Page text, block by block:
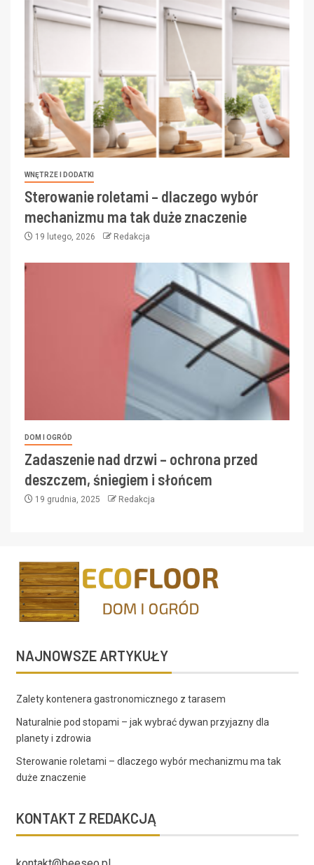
WNĘTRZE I DODATKI
Sterowanie roletami – dlaczego wybór
mechanizmu ma tak duże znaczenie
19 lutego, 2026 Redakcja
DOM I OGRÓD
Zadaszenie nad drzwi – ochrona przed
deszczem, śniegiem i słońcem
19 grudnia, 2025 Redakcja
NAJNOWSZE ARTYKUŁY
Zalety kontenera gastronomicznego z tarasem
Naturalnie pod stopami – jak wybrać dywan przyjazny dla
planety i zdrowia
Sterowanie roletami – dlaczego wybór mechanizmu ma tak
duże znaczenie
KONTAKT Z REDAKCJĄ